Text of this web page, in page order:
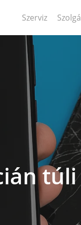
Szerviz